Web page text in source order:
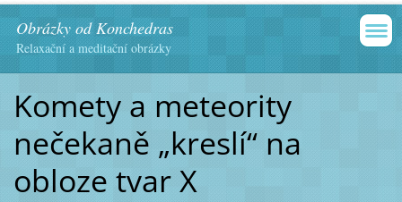
Obrázky od Konchedras
Relaxační a meditační obrázky
Komety a meteority
nečekaně „kreslí“ na
obloze tvar X